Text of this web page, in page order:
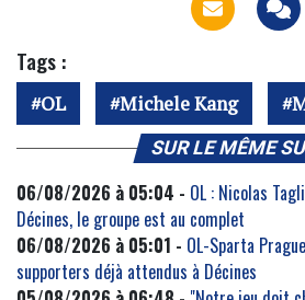
Tags :
OL Michele Kang
SUR LE MÊME
06/08/2026 à 05:04 - OL : Nicolas
Décines, le groupe est au complet
06/08/2026 à 05:01 - OL-Sparta
supporters déjà attendus à Décines